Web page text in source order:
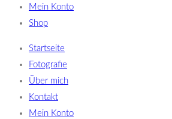
Mein Konto
Shop
Startseite
Fotografie
Über mich
Kontakt
Mein Konto